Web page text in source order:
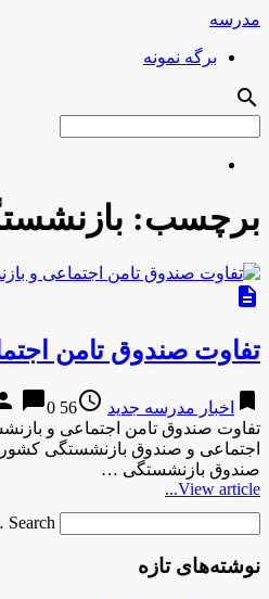
مدرسه
برگه نمونه
search
برچسب:
description
تفاوت صندوق تامن
bookmark اخبار مدرسه جدید access_time
56 years ago
chat_bubble0
تفاوت صندوق تامن اجتماعی و
اجتماعی و صندوق بازنشستگی
صندوق بازنشستگی …
View article...
Search …
نوشته‌های تازه